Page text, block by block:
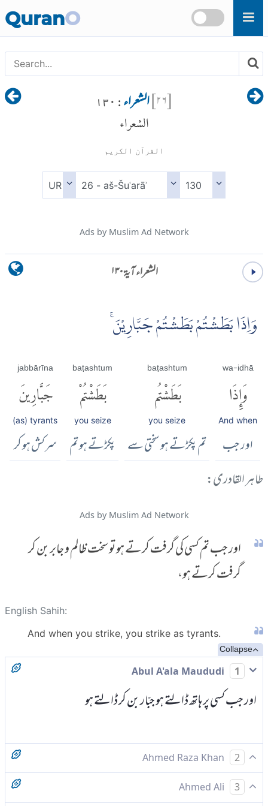
Skip to main content
QuranO
[۲۶]الشعراء : ۱۳۰
الشعراء
القرآن الكريم
Ads by Muslim Ad Network
الشعراء آية ۱۳۰
وَاِذَا بَطَشْتُمْ بَطَشْتُمْ جَبَّارِيْنَۚ
wa-idhā
وَإِذَا
And when
اور جب
baṭashtum
بَطَشْتُم
you seize
تم پکڑتے ہو سختی سے
baṭashtum
بَطَشْتُمْ
you seize
پکڑتے ہو تم
jabbārīna
جَبَّارِينَ
(as) tyrants
سرکش ہو کر
طاہر القادری:
Ads by Muslim Ad Network
اور جب تم کسی کی گرفت کرتے ہو تو سخت ظالم و جابر بن کر
گرفت کرتے ہو،
English Sahih:
And when you strike, you strike as tyrants.
Collapse
1
اور جب کسی پر ہاتھ ڈالتے ہو جبّار بن کر ڈالتے ہو
2
اور جب کسی پر گرفت کرتے ہو تو بڑی بیدردی سے گرفت کرتے ہو
3